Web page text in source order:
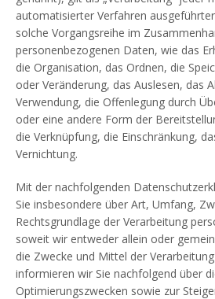
automatisierter Verfahren
solche Vorgangsreihe im
personenbezogenen Daten, wie das
die Organisation, das Ordnen, die
oder Veränderung, das Auslesen, das
Verwendung, die Offenlegung durch
oder eine andere Form der
die Verknüpfung, die Einschränkung,
Vernichtung.
Mit der nachfolgenden
Sie insbesondere über Art, Umfang,
Rechtsgrundlage der Verarbeitung
soweit wir entweder allein oder
die Zwecke und Mittel der
informieren wir Sie nachfolgend über
Optimierungszwecken sowie zur